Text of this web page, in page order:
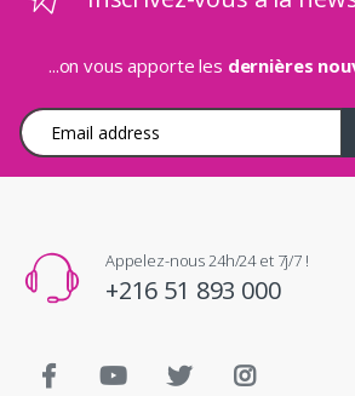
...on vous apporte les dernières
Adresse e-mail
Appelez-nous 24h/24 et 7j/7 !
+216 51 893 000